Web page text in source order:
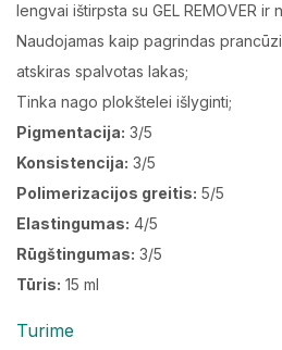
lengvai ištirpsta su GEL REMOVER ir
Naudojamas kaip pagrindas
atskiras spalvotas lakas;
Tinka nago plokštelei išlyginti;
Pigmentacija: 3/5
Konsistencija: 3/5
Polimerizacijos greitis: 5/5
Elastingumas: 4/5
Rūgštingumas: 3/5
Tūris: 15 ml
Turime